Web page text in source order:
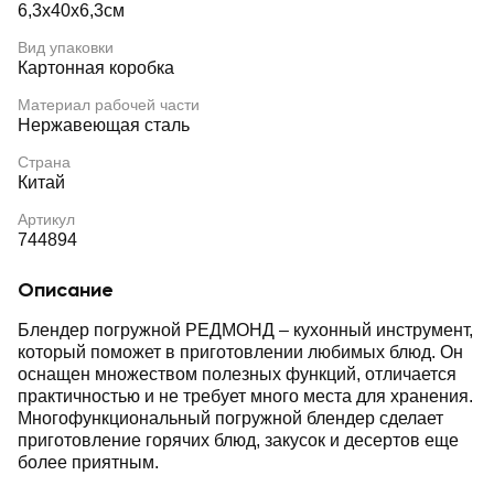
6,3х40х6,3см
Вид упаковки
Картонная коробка
Материал рабочей части
Нержавеющая сталь
Страна
Китай
Артикул
744894
Описание
Блендер погружной РЕДМОНД – кухонный инструмент,
который поможет в приготовлении любимых блюд. Он
оснащен множеством полезных функций, отличается
практичностью и не требует много места для хранения.
Многофункциональный погружной блендер сделает
приготовление горячих блюд, закусок и десертов еще
более приятным.